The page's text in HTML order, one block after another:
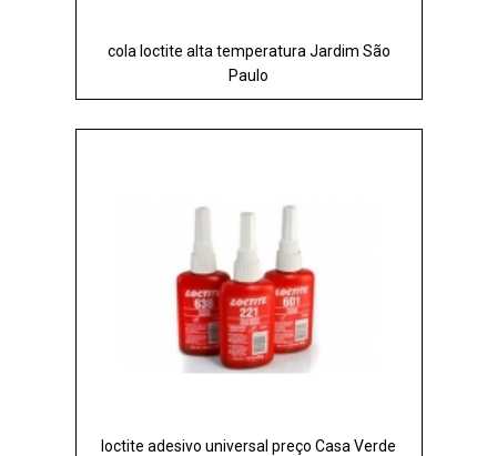
cola loctite alta temperatura Jardim São
Paulo
loctite adesivo universal preço Casa Verde